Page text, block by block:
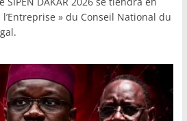
» du Conseil National du